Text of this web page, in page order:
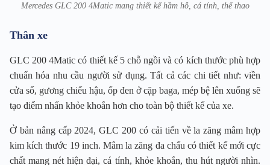
Mercedes GLC 200 4Matic mang thiết kế hầm hỗ, cá tính, thể thao
Thân xe
GLC 200 4Matic có thiết kế 5 chỗ ngồi và có kích thước phù hợp
chuẩn hóa nhu cầu người sử dụng. Tất cả các chi tiết như: viền
cửa sổ, gương chiếu hậu, ốp đen ở cặp baga, mép bệ lên xuống sẽ
tạo điểm nhấn khỏe khoắn hơn cho toàn bộ thiết kế của xe.
Ở bản nâng cấp 2024, GLC 200 có cải tiến về la zăng mâm hợp
kim kích thước 19 inch. Mâm la zăng đa chấu có thiết kế mới cực
chất mang nét hiện đại, cá tính, khỏe khoắn, thu hút người nhìn.